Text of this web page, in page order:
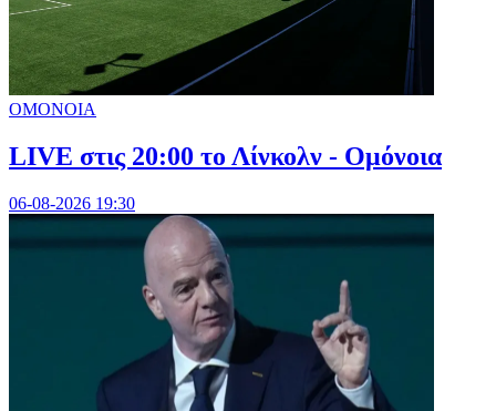
ΟΜΟΝΟΙΑ
LIVE στις 20:00 το Λίνκολν - Ομόνοια
06-08-2026 19:30